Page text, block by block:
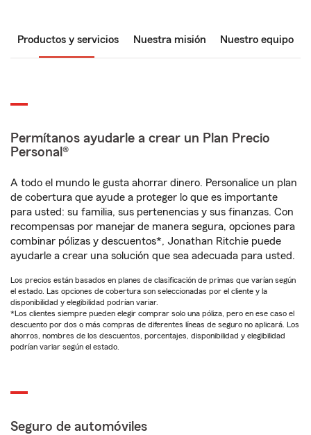
Productos y servicios Nuestra misión Nuestro equipo
Permítanos ayudarle a crear un Plan Precio
Personal®
A todo el mundo le gusta ahorrar dinero. Personalice un plan
de cobertura que ayude a proteger lo que es importante
para usted: su familia, sus pertenencias y sus finanzas. Con
recompensas por manejar de manera segura, opciones para
combinar pólizas y descuentos*, Jonathan Ritchie puede
ayudarle a crear una solución que sea adecuada para usted.
Los precios están basados en planes de clasificación de primas que varían según
el estado. Las opciones de cobertura son seleccionadas por el cliente y la
disponibilidad y elegibilidad podrían variar.
*Los clientes siempre pueden elegir comprar solo una póliza, pero en ese caso el
descuento por dos o más compras de diferentes líneas de seguro no aplicará. Los
ahorros, nombres de los descuentos, porcentajes, disponibilidad y elegibilidad
podrían variar según el estado.
Seguro de automóviles